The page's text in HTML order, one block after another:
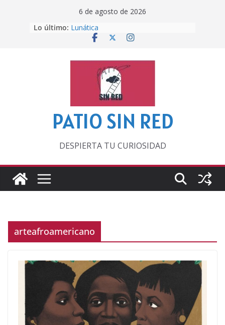
6 de agosto de 2026
Lo último: Lunática
Pero, hasta entonces…
‘La broma infinita’ de recomendar
lecturas veraniegas
Otra del Mundial
PATIO SIN RED
DESPIERTA TU CURIOSIDAD
arteafroamericano